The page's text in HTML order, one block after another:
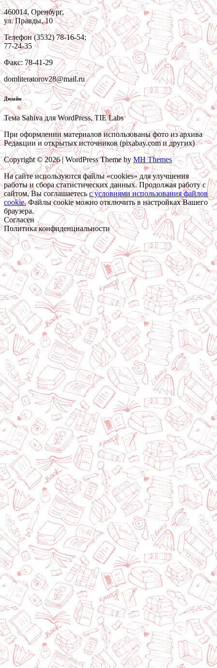
460014, Оренбург,
ул. Правды, 10
Телефон (3532) 78-16-54;
77-24-35
Факс: 78-41-29
domliteratorov28@mail.ru
Дизайн
Тема Sahiva для WordPress, TIE Labs
При оформлении материалов использованы фото из архива
Редакции и открытых источников (pixabay.com и других)
Copyright © 2026 | WordPress Theme byMH Themes
На сайте используются файлы «cookies» для улучшения
работы и сбора статистических данных. Продолжая работу с
сайтом, Вы соглашаетесь c условиями использования файлов
cookie.Файлы cookie можно отключить в настройках Вашего
браузера.
Согласен
Политика конфиденциальности